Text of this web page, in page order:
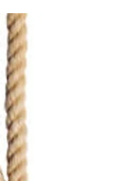
Армии и, как
служивший до своего
страны, направлен в
Брянским фронтом
Ерёменко - будущего
Союза, а в те дни еще
обстановка на